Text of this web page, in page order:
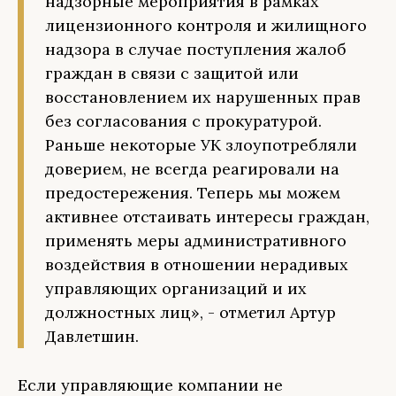
лицензионного контроля и жилищного
надзора в случае поступления жалоб
граждан в связи с защитой или
восстановлением их нарушенных прав
без согласования с прокуратурой.
Раньше некоторые УК злоупотребляли
доверием, не всегда реагировали на
предостережения. Теперь мы можем
активнее отстаивать интересы граждан,
применять меры административного
воздействия в отношении нерадивых
управляющих организаций и их
должностных лиц», - отметил Артур
Давлетшин.
Если управляющие компании не